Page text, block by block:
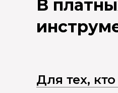
В
Для тех,